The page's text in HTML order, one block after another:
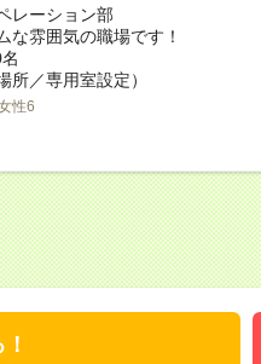
レーション部
雰囲気の職場です！
／専用室設定）
性6